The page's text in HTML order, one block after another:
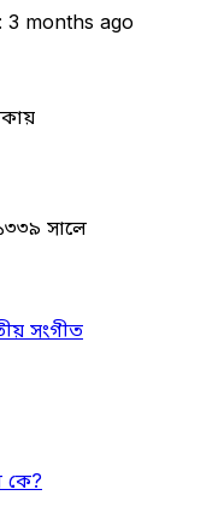
3 months ago
সালে
সংগীত
কে?